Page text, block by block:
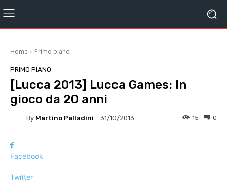
Home Primo piano
PRIMO PIANO
[Lucca 2013] Lucca Games: In
gioco da 20 anni
By Martino Palladini 31/10/2013 0
15
Facebook
Twitter